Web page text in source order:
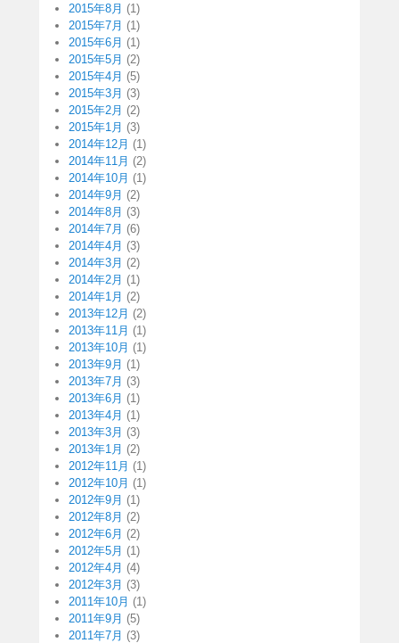
2015年8月 (1)
2015年7月 (1)
2015年6月 (1)
2015年5月 (2)
2015年4月 (5)
2015年3月 (3)
2015年2月 (2)
2015年1月 (3)
2014年12月 (1)
2014年11月 (2)
2014年10月 (1)
2014年9月 (2)
2014年8月 (3)
2014年7月 (6)
2014年4月 (3)
2014年3月 (2)
2014年2月 (1)
2014年1月 (2)
2013年12月 (2)
2013年11月 (1)
2013年10月 (1)
2013年9月 (1)
2013年7月 (3)
2013年6月 (1)
2013年4月 (1)
2013年3月 (3)
2013年1月 (2)
2012年11月 (1)
2012年10月 (1)
2012年9月 (1)
2012年8月 (2)
2012年6月 (2)
2012年5月 (1)
2012年4月 (4)
2012年3月 (3)
2011年10月 (1)
2011年9月 (5)
2011年7月 (3)